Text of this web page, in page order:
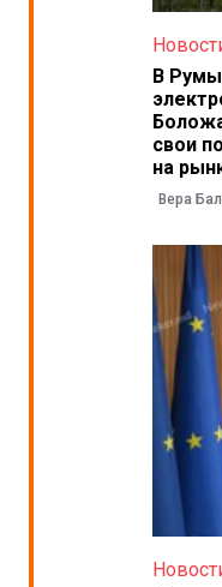
В
свои
на
Вера